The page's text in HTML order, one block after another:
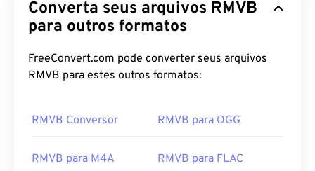
Converta seus arquivos RMVB
para outros formatos
FreeConvert.com pode converter seus arquivos
RMVB para estes outros formatos:
RMVB Conversor RMVB para OGG
RMVB para M4A RMVB para FLAC